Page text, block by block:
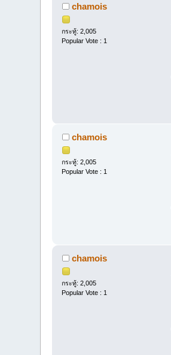
chamois
กระทู้: 2,005
Popular Vote : 1
chamois
กระทู้: 2,005
Popular Vote : 1
chamois
กระทู้: 2,005
Popular Vote : 1